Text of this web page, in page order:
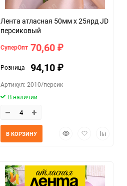
Лента атласная 50мм х 25ярд JD
персиковый
СуперОпт 70,60 ₽
Розница 94,10 ₽
Артикул: 2010/персик
В наличии
БыстрыйДобавить
В КОРЗИНУ